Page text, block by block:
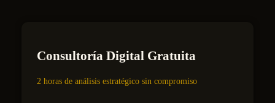
Consultoría Digital Gratuita
2 horas de análisis estratégico sin compromiso